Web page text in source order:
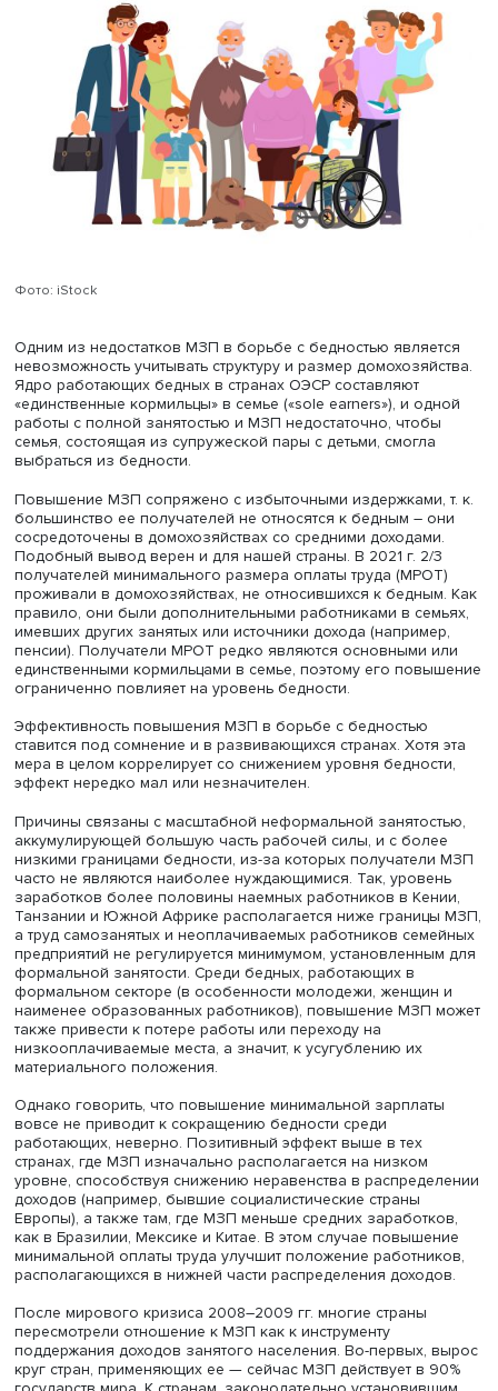
показателями бедности и низкооплачиваемой
Специфика ее влияния на бедность зависит от многих
факторов: состава работающих бедных, условий
предоставления государственных пособий,
и уровня бедности, эластичности спроса на труд, а
внутрисемейных денежных трансфертов. Она может
действенным рычагом повышения уровня жизни
определенных условиях: концентрации значительного
низкооплачиваемых работников в бедных
их полной занятости на рынке труда.
заработка, который во многих странах превышает
работников также не всегда означает
рост годовых заработков, поскольку у них выше риск
работы и перерывов в занятости. Не изменит это и
временно занятых. В странах ОЭСР в 2000-е гг. менее
взрослых, проживавших в бедных домохозяйствах,
полную занятость, а почти 70% в среднем работали
месяцев в году или меньше. Для сравнения, доля
взрослых из «небедных» домохозяйств составляла
более половины работали на условиях полной
Повышение МЗП слабо влияет на бедность, поскольку
большую часть низкооплачиваемых работников,
проживающих в бедных домохозяйствах, составляют
получатели пособия по бедности, а их неполная (и
низкооплачиваемая) занятость обусловлена
государственной помощи по мере увеличения
времени. Данная категория низкооплачиваемых
полная занятость не представляется им
альтернативой.
Фото: iStock
Одним из недостатков МЗП в борьбе с бедностью
невозможность учитывать структуру и размер
Ядро работающих бедных в странах ОЭСР составляют
работы с полной занятостью и МЗП недостаточно,
семья, состоящая из супружеской пары с детьми,
выбраться из бедности.